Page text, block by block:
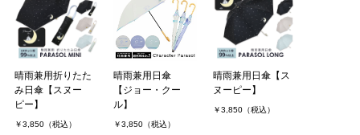
晴雨兼用折りたた
み日傘【スヌー
ピー】
￥3,850（税込）
晴雨兼用日傘
【ジョー・クー
ル】
￥3,850（税込）
晴雨兼用日傘【ス
ヌーピー】
￥3,850（税込）